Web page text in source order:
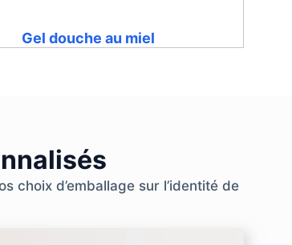
Gel douche au miel
d’emballage sur l’identité de